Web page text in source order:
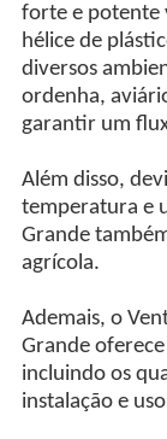
forte e potente
hélice de
diversos
ordenha,
garantir um
Além disso,
temperatura e
Grande
agrícola.
Ademais, o
Grande
incluindo os
instalação e